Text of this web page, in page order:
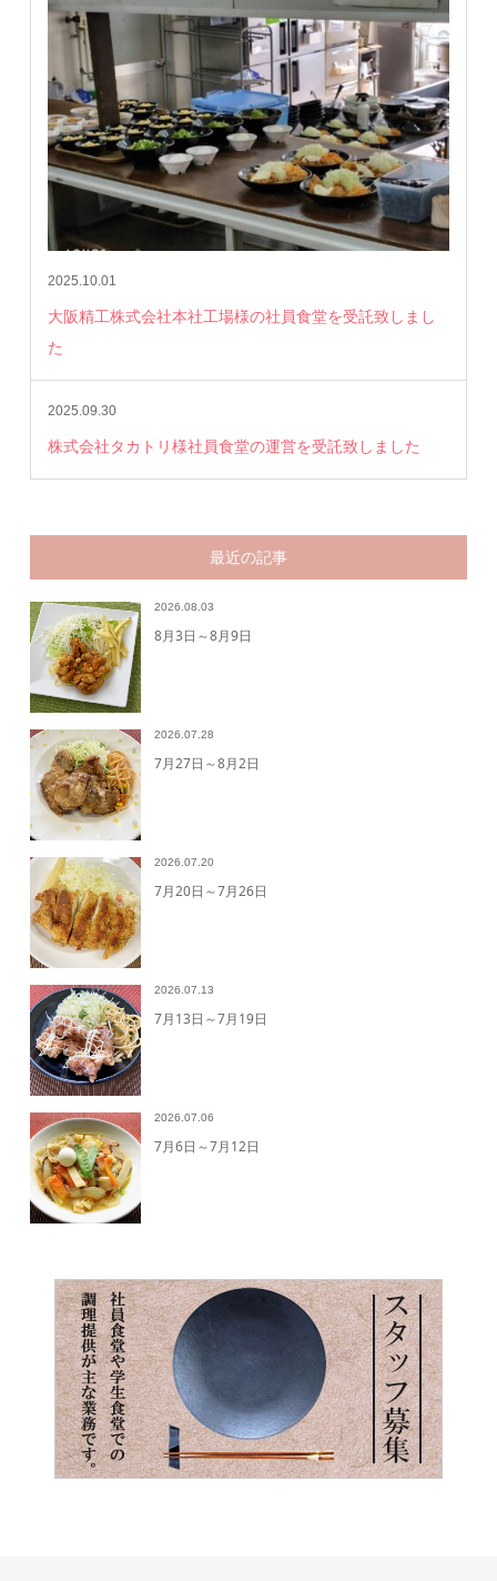
2025.10.01
大阪精工株式会社本社工場様の社員食堂を受託致しまし
た
2025.09.30
株式会社タカトリ様社員食堂の運営を受託致しました
最近の記事
2026.08.03
8月3日～8月9日
2026.07.28
7月27日～8月2日
2026.07.20
7月20日～7月26日
2026.07.13
7月13日～7月19日
2026.07.06
7月6日～7月12日